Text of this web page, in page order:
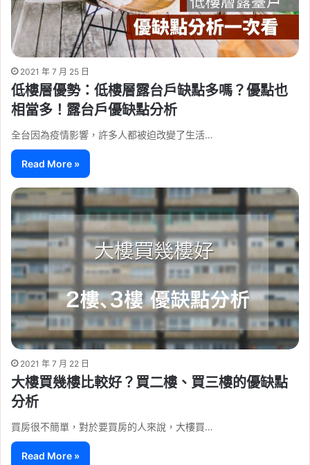
2021 年 7 月 25 日
低樓層優勢：低樓層露台戶缺點多嗎？優點也
相當多！露台戶優缺點分析
全台因為疫情影響，許多人都被迫改變了生活…
Read More »
2021 年 7 月 22 日
大樓買幾樓比較好？買二樓、買三樓的優缺點
分析
買房很不簡單，對於要買房的人來說，大樓買…
Read More »